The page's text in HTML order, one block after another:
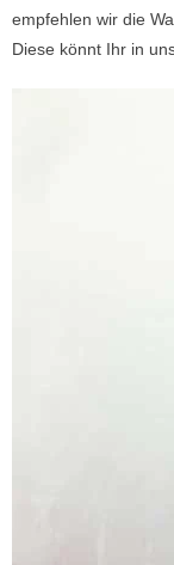
empfehlen wir die
Diese könnt Ihr in